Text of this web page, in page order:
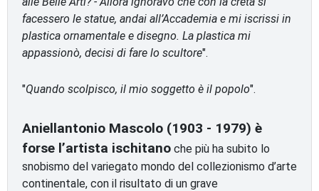
facessero le statue, andai all’Accademia e mi iscrissi in
plastica ornamentale e disegno. La plastica mi
appassionò, decisi di fare lo scultore".
"Quando scolpisco, il mio soggetto è il popolo".
Aniellantonio Mascolo (1903 - 1979) è
forse l’artista ischitano che più ha subito lo
snobismo del variegato mondo del collezionismo d’arte
continentale, con il risultato di un grave